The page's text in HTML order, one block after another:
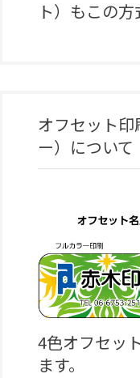
ト）もこの方
オフセット印
ー） について
4色オフセッ
ます。